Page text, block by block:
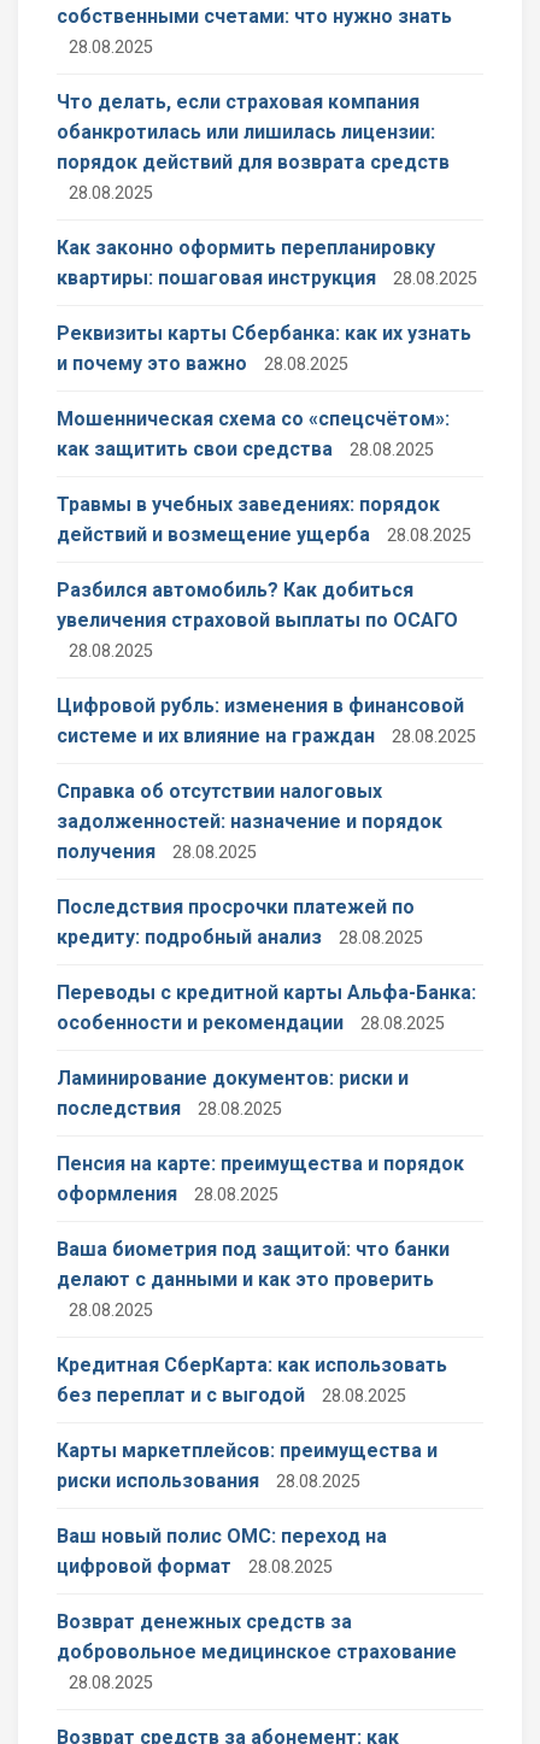
собственными счетами: что нужно знать
28.08.2025
Что делать, если страховая компания
обанкротилась или лишилась лицензии:
порядок действий для возврата средств
28.08.2025
Как законно оформить перепланировку
квартиры: пошаговая инструкция
28.08.2025
Реквизиты карты Сбербанка: как их узнать
и почему это важно
28.08.2025
Мошенническая схема со «спецсчётом»:
как защитить свои средства
28.08.2025
Травмы в учебных заведениях: порядок
действий и возмещение ущерба
28.08.2025
Разбился автомобиль? Как добиться
увеличения страховой выплаты по ОСАГО
28.08.2025
Цифровой рубль: изменения в финансовой
системе и их влияние на граждан
28.08.2025
Справка об отсутствии налоговых
задолженностей: назначение и порядок
получения
28.08.2025
Последствия просрочки платежей по
кредиту: подробный анализ
28.08.2025
Переводы с кредитной карты Альфа-Банка:
особенности и рекомендации
28.08.2025
Ламинирование документов: риски и
последствия
28.08.2025
Пенсия на карте: преимущества и порядок
оформления
28.08.2025
Ваша биометрия под защитой: что банки
делают с данными и как это проверить
28.08.2025
Кредитная СберКарта: как использовать
без переплат и с выгодой
28.08.2025
Карты маркетплейсов: преимущества и
риски использования
28.08.2025
Ваш новый полис ОМС: переход на
цифровой формат
28.08.2025
Возврат денежных средств за
добровольное медицинское страхование
28.08.2025
Возврат средств за абонемент: как